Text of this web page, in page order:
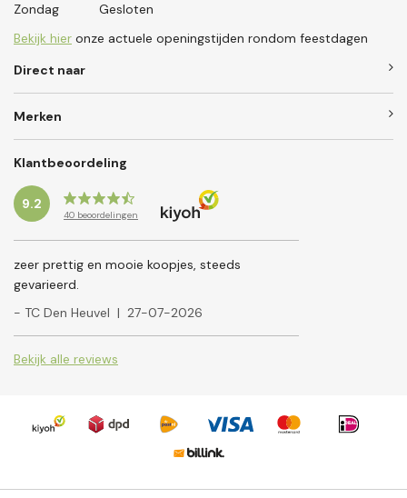
Zondag
Gesloten
Bekijk hier onze actuele openingstijden rondom feestdagen
Direct naar
Merken
Klantbeoordeling
9.2
40 beoordelingen
zeer prettig en mooie koopjes, steeds
gevarieerd.
- TC Den Heuvel | 27-07-2026
Bekijk alle reviews